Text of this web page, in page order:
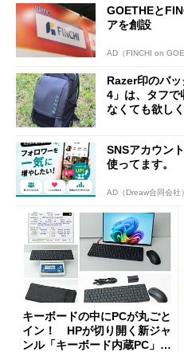
GOETHEと
アを創設
AD（FINCHI on
Razer印のバ
4」は、タフ
なくても欲し
SNSアカウン
使ってます。
AD（Dreaw合同会社）
キーボードの中にPCが丸ごと
イン！ HPが切り開く新ジャ
ンル「キーボード内蔵PC」の